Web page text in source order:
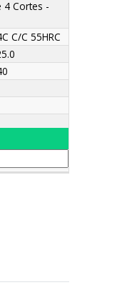
4 Cortes -
C/C 55HRC